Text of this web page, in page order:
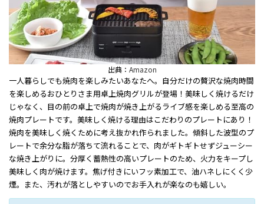
出典： Amazon
一人暮らしでも焼肉を楽しみたいあなたへ。自分だけの贅沢な焼肉時間
を楽しめるおひとりさま用卓上焼肉グリルが登場！美味しく焼けるだけ
じゃなく、目の前の卓上で焼肉が焼き上がるライブ感を楽しめる至高の
焼肉プレートです。美味しく焼ける理由はこだわりのプレートにあり！
焼肉を美味しく焼くために考え抜かれ作られました。傾斜した波型のプ
レートで余分な脂が落ちて流れることで、肉がギトギトせずジューシー
な焼き上がりに。分厚く蓄熱性の高いプレートのため、火力をキープし
美味しく肉が焼けます。焦げ付きにいフッ素加工で、油ハネしにくく少
煙。また、汚れが落としやすいのでお手入れが楽なのも嬉しい。